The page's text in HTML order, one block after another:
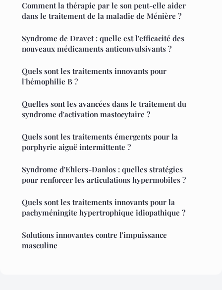
Comment la thérapie par le son peut-elle aider
dans le traitement de la maladie de Ménière ?
Syndrome de Dravet : quelle est l'efficacité des
nouveaux médicaments anticonvulsivants ?
Quels sont les traitements innovants pour
l'hémophilie B ?
Quelles sont les avancées dans le traitement du
syndrome d'activation mastocytaire ?
Quels sont les traitements émergents pour la
porphyrie aiguë intermittente ?
Syndrome d'Ehlers-Danlos : quelles stratégies
pour renforcer les articulations hypermobiles ?
Quels sont les traitements innovants pour la
pachyméningite hypertrophique idiopathique ?
Solutions innovantes contre l'impuissance
masculine